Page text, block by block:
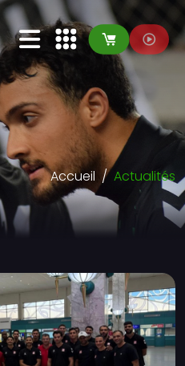
Accueil Actualités